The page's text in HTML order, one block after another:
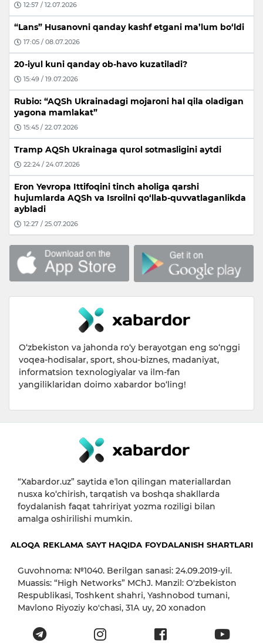
12:57 / 12.07.2026
“Lans” Husanovni qanday kashf etgani ma’lum bo‘ldi
17:05 / 08.07.2026
20-iyul kuni qanday ob-havo kuzatiladi?
15:49 / 19.07.2026
Rubio: “AQSh Ukrainadagi mojaroni hal qila oladigan
yagona mamlakat”
15:45 / 22.07.2026
Tramp AQSh Ukrainaga qurol sotmasligini aytdi
22:24 / 24.07.2026
Eron Yevropa Ittifoqini tinch aholiga qarshi
hujumlarda AQSh va Isroilni qo‘llab-quvvatlaganlikda
aybladi
12:27 / 25.07.2026
O‘zbekiston va jahonda ro‘y berayotgan eng so‘nggi
voqea-hodisalar, sport, shou-biznes, madaniyat,
informatsion texnologiyalar va ilm-fan
yangiliklaridan doimo xabardor bo‘ling!
“Xabardor.uz” saytida eʼlon qilingan materiallardan
nusxa ko‘chirish, tarqatish va boshqa shakllarda
foydalanish faqat tahririyat yozma roziligi bilan
amalga oshirilishi mumkin.
ALOQA REKLAMA SAYT HAQIDA FOYDALANISH SHARTLARI
Guvohnoma: №1040. Berilgan sanasi: 24.09.2019-yil.
Muassis: “High Networks” MChJ. Manzil: O'zbekiston
Respublikasi, Toshkent shahri, Yashnobod tumani,
Mavlono Riyoziy ko'chasi, 31А uy, 20 xonadon